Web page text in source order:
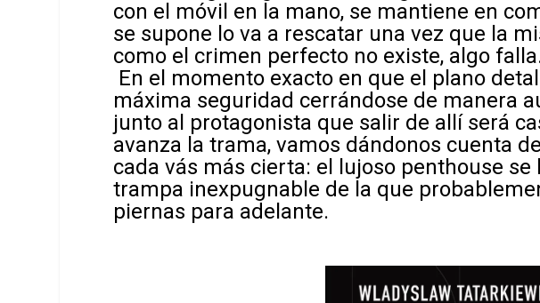
con el móvil en la mano, se mantiene en
se supone lo va a rescatar una vez que la
como el crimen perfecto no existe, algo
En el momento exacto en que el plano
máxima seguridad cerrándose de manera
junto al protagonista que salir de allí será
avanza la trama, vamos dándonos cuenta
cada vás más cierta: el lujoso penthouse se
trampa inexpugnable de la que
piernas para adelante.